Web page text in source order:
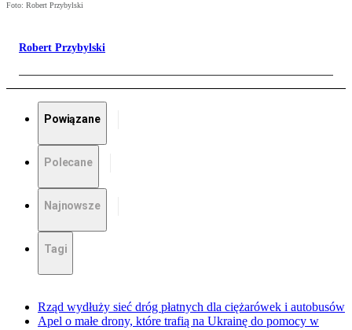
Foto: Robert Przybylski
Robert Przybylski
Powiązane
Polecane
Najnowsze
Tagi
Rząd wydłuży sieć dróg płatnych dla ciężarówek i autobusów
Apel o małe drony, które trafią na Ukrainę do pomocy w